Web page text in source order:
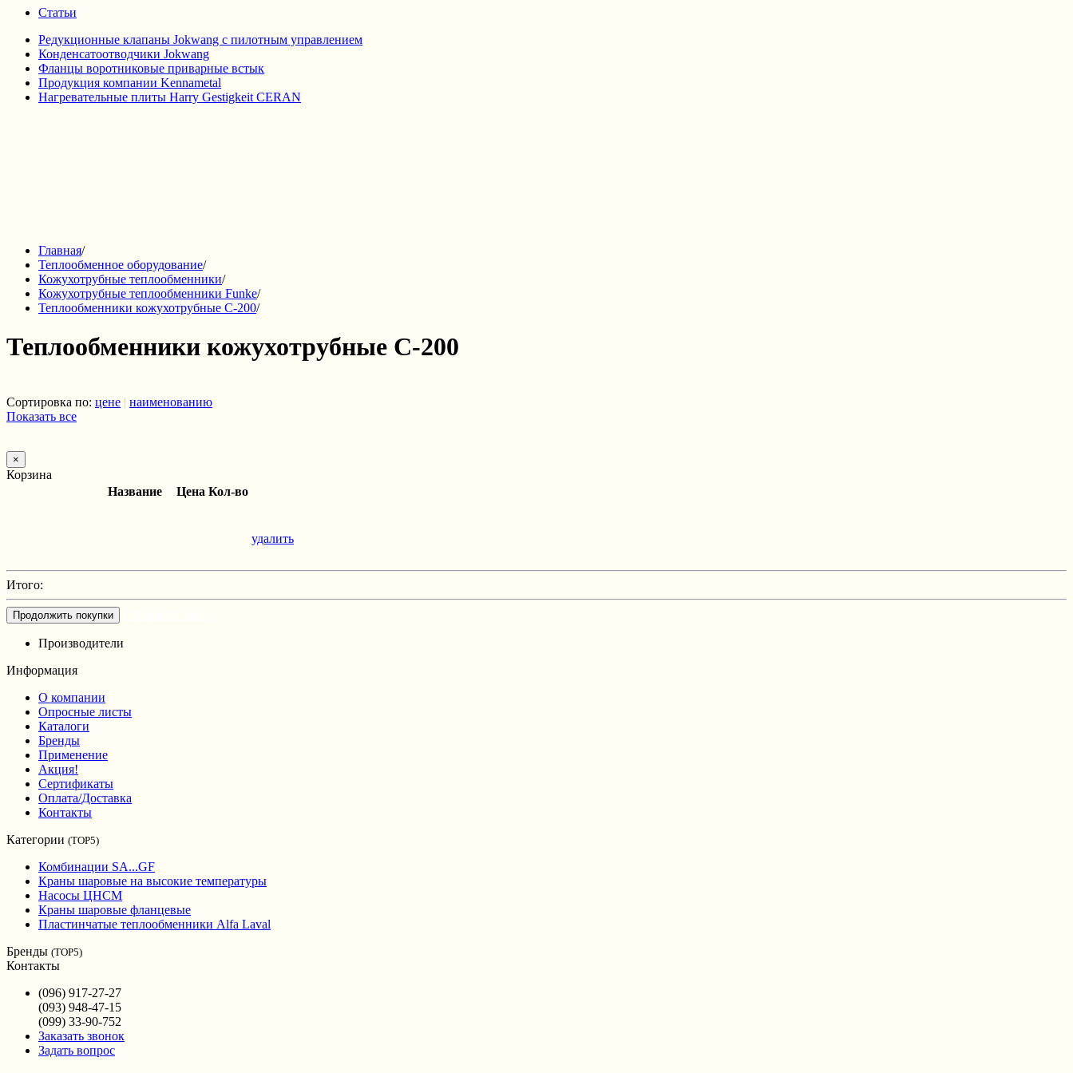
Статьи
Редукционные клапаны Jokwang с пилотным управлением
Конденсатоотводчики Jokwang
Фланцы воротниковые приварные встык
Продукция компании Kennametal
Нагревательные плиты Harry Gestigkeit CERAN
Главная/
Теплообменное оборудование/
Кожухотрубные теплообменники/
Кожухотрубные теплообменники Funke/
Теплообменники кожухотрубные С-200/
Теплообменники кожухотрубные С-200
Сортировка по: цене | наименованию
Показать все
×
Корзина
Название
Цена Кол-во
удалить
Итого:
Продолжить покупки
Производители
Информация
О компании
Опросные листы
Каталоги
Бренды
Применение
Акция!
Сертификаты
Оплата/Доставка
Контакты
Категории (TOP5)
Комбинации SA...GF
Краны шаровые на высокие температуры
Насосы ЦНСМ
Краны шаровые фланцевые
Пластинчатые теплообменники Alfa Laval
Бренды (TOP5)
Контакты
(096) 917-27-27
(093) 948-47-15
(099) 33-90-752
Заказать звонок
Задать вопрос